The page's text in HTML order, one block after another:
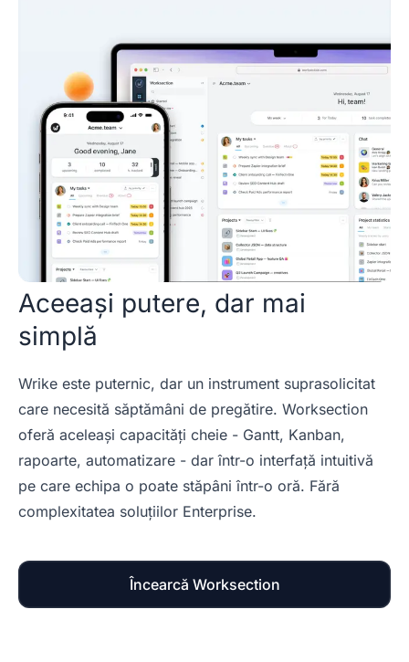
Aceeași putere, dar mai
simplă
Wrike este puternic, dar un instrument suprasolicitat
care necesită săptămâni de pregătire. Worksection
oferă aceleași capacități cheie - Gantt, Kanban,
rapoarte, automatizare - dar într-o interfață intuitivă
pe care echipa o poate stăpâni într-o oră. Fără
complexitatea soluțiilor Enterprise.
Încearcă Worksection